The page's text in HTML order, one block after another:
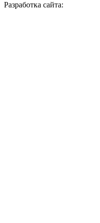
Разработка сайта: